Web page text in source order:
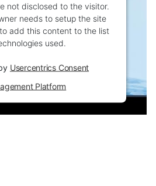
not disclosed to the visitor.
needs to setup the site
add this content to the list
used.
Usercentrics Consent
Platform